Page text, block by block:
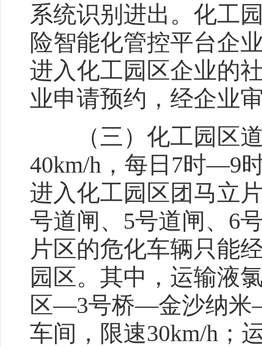
系统识别进出。化工
险智能化管控平台企
进入化工园区企业的
业申请预约，经企业
（三）化工园区道
40km/h，每日7时—9
进入化工园区团马立
号道闸、5号道闸、6
片区的危化车辆只能
园区。其中，运输液
区—3号桥—金沙纳
车间，限速30km/h；